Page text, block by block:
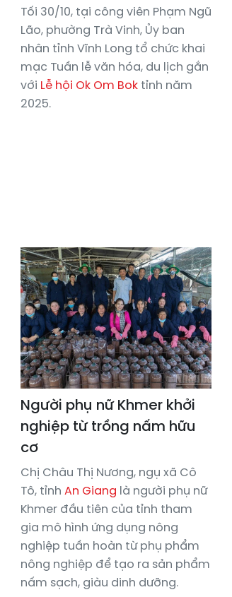
Tối 30/10, tại công viên Phạm Ngũ
Lão, phường Trà Vinh, Ủy ban
nhân tỉnh Vĩnh Long tổ chức khai
mạc Tuần lễ văn hóa, du lịch gắn
với Lễ hội Ok Om Bok tỉnh năm
2025.
Người phụ nữ Khmer khởi
nghiệp từ trồng nấm hữu
cơ
Chị Châu Thị Nương, ngụ xã Cô
Tô, tỉnh An Giang là người phụ nữ
Khmer đầu tiên của tỉnh tham
gia mô hình ứng dụng nông
nghiệp tuần hoàn từ phụ phẩm
nông nghiệp để tạo ra sản phẩm
nấm sạch, giàu dinh dưỡng.